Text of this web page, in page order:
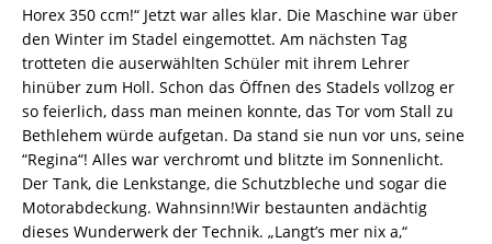
Horex 350 ccm!“ Jetzt war alles klar. Die Maschine war über
den Winter im Stadel eingemottet. Am nächsten Tag
trotteten die auserwählten Schüler mit ihrem Lehrer
hinüber zum Holl. Schon das Öffnen des Stadels vollzog er
so feierlich, dass man meinen konnte, das Tor vom Stall zu
Bethlehem würde aufgetan. Da stand sie nun vor uns, seine
“Regina“! Alles war verchromt und blitzte im Sonnenlicht.
Der Tank, die Lenkstange, die Schutzbleche und sogar die
Motorabdeckung. Wahnsinn!Wir bestaunten andächtig
dieses Wunderwerk der Technik. „Langt’s mer nix a,“